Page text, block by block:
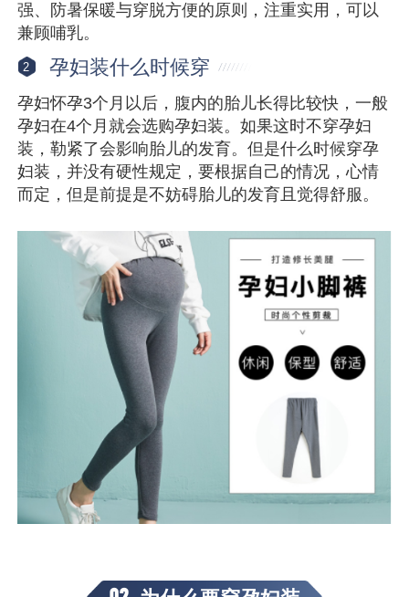
强、防暑保暖与穿脱方便的原则，注重实用，可以
兼顾哺乳。
2 孕妇装什么时候穿
孕妇怀孕3个月以后，腹内的胎儿长得比较快，一般
孕妇在4个月就会选购孕妇装。如果这时不穿孕妇
装，勒紧了会影响胎儿的发育。但是什么时候穿孕
妇装，并没有硬性规定，要根据自己的情况，心情
而定，但是前提是不妨碍胎儿的发育且觉得舒服。